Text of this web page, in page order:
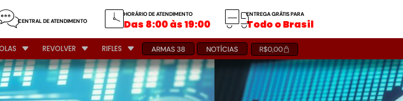
CENTRAL DE ATENDIMENTO
HORÁRIO DE ATENDIMENTO
Das 8:00 às 19:00
ENTREGA GRÁTIS PARA
Todo o Brasil
REVOLVER RIFLES ARMAS 38 NOTÍCIAS R$0,00